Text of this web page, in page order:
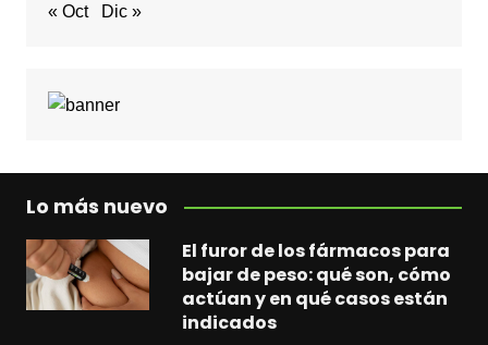
« Oct Dic »
Lo más nuevo
El furor de los fármacos para
bajar de peso: qué son, cómo
actúan y en qué casos están
indicados